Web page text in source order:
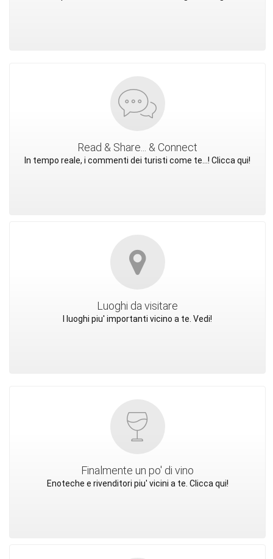
Read & Share... & Connect
In tempo reale, i commenti dei turisti come te...! Clicca qui!
Luoghi da visitare
I luoghi piu' importanti vicino a te. Vedi!
Finalmente un po' di vino
Enoteche e rivenditori piu' vicini a te. Clicca qui!